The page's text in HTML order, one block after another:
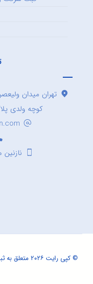
تهران میدان
کوچه ولدی پلاک ۳۹ ساختمان
نازنین
© کپی رایت ۲۰۲۶ متعلق به ثبت کریم خان می باشد.